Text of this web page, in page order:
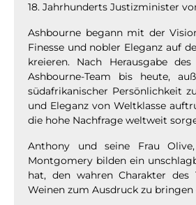
18. Jahrhunderts Justizminister
Ashbourne begann mit der
Finesse und nobler Eleganz auf
kreieren. Nach Herausgabe
Ashbourne-Team bis heute,
südafrikanischer Persönlichkeit
und Eleganz von Weltklasse
die hohe Nachfrage weltweit
Anthony und seine Frau
Montgomery bilden ein
hat, den wahren Charakter
Weinen zum Ausdruck zu